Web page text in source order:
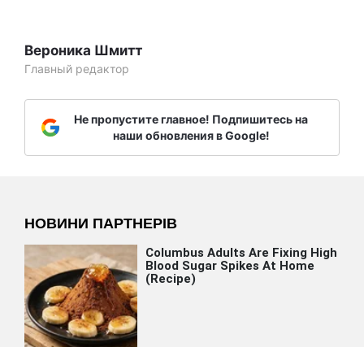
Вероника Шмитт
Главный редактор
Не пропустите главное! Подпишитесь на
наши обновления в Google!